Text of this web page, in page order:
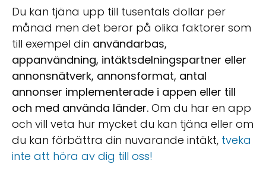
Du kan tjäna upp till tusentals dollar per
månad men det beror på olika faktorer som
till exempel din användarbas,
appanvändning, intäktsdelningspartner eller
annonsnätverk, annonsformat, antal
annonser implementerade i appen eller till
och med använda länder. Om du har en app
och vill veta hur mycket du kan tjäna eller om
du kan förbättra din nuvarande intäkt, tveka
inte att höra av dig till oss!